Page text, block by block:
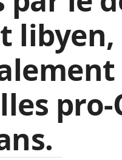
libyen,
pro-